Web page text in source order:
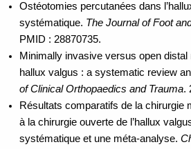
Ostéotomies percutanées dans
systématique. The Journal of Foot
PMID : 28870735.
Minimally invasive versus open
hallux valgus : a systematic review
of Clinical Orthopaedics and Trauma.
Résultats comparatifs de la chirurgie
à la chirurgie ouverte de l’hallux
systématique et une méta-analyse.